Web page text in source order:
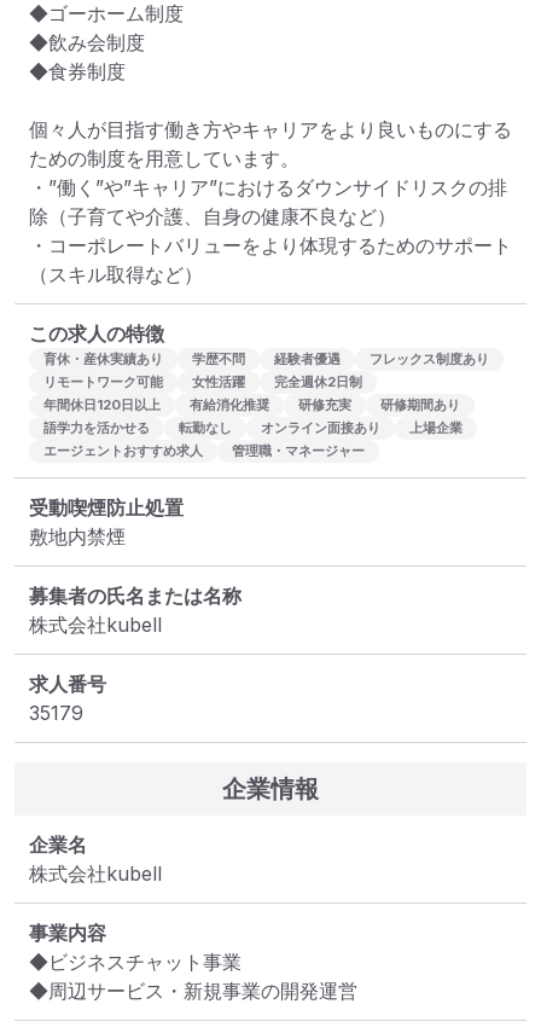
◆ゴーホーム制度
◆飲み会制度
◆食券制度
個々人が目指す働き方やキャリアをより良いものにする
ための制度を用意しています。
・”働く”や”キャリア”におけるダウンサイドリスクの排
除（子育てや介護、自身の健康不良など）
・コーポレートバリューをより体現するためのサポート
（スキル取得など）
この求人の特徴
育休・産休実績あり 学歴不問 経験者優遇
フレックス制度あり
リモートワーク可能
女性活躍
完全週休2日制
年間休日120日以上
有給消化推奨 研修充実
研修期間あり
語学力を活かせる
転勤なし オンライン面接あり
上場企業
エージェントおすすめ求人
管理職・マネージャー
受動喫煙防止処置
敷地内禁煙
募集者の氏名または名称
株式会社kubell
求人番号
35179
企業情報
企業名
株式会社kubell
事業内容
◆ビジネスチャット事業
◆周辺サービス・新規事業の開発運営